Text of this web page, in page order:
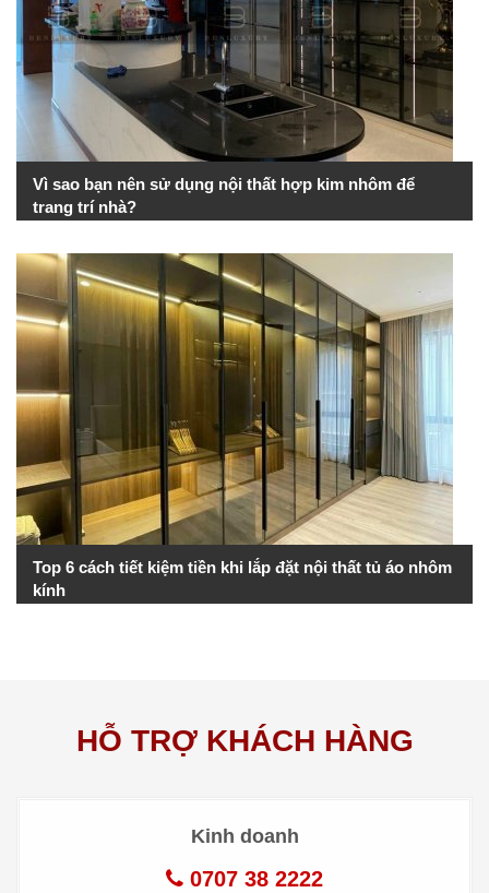
Vì sao bạn nên sử dụng nội thất hợp kim nhôm để
trang trí nhà?
Top 6 cách tiết kiệm tiền khi lắp đặt nội thất tủ áo nhôm
kính
HỖ TRỢ KHÁCH HÀNG
Kinh doanh
0707 38 2222